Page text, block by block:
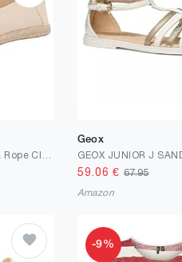
Geox
59.06 € 67.95
Amazon
-9%